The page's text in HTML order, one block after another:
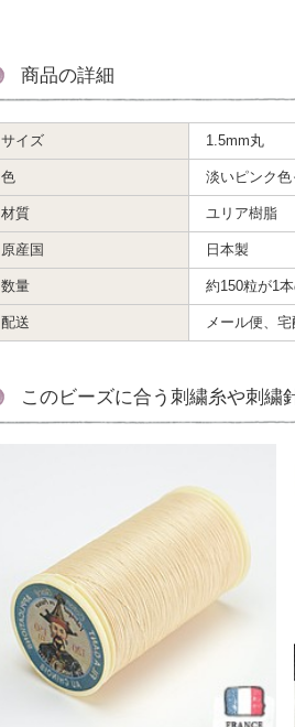
商品の詳細
サイズ 1.5mm丸
色 淡いピンク
材質 ユリア樹脂
原産国 日本製
数量 約150粒が1
配送 メール便、宅
このビーズに合う刺繍糸や刺繍